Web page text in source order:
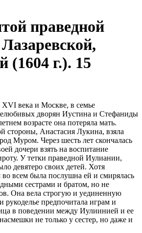
праведной
(1604 г.). 15
XVI века и Москве, в семье
дворян Иустина и Стефаниды
возрасте она потеряла мать.
стороны, Анастасия Лукина, взяла
Муром. Через шесть лет скончалась
дочери взять на воспитание
У тетки праведной Иулиании,
девятеро своих детей. Хотя
всем была послушна ей и смирялась
сестрами и братом, но не
Она вела строгую и уединенную
рукоделье предпочитала играм и
в поведении между Иулиинией и ее
не только у сестер, но даже и